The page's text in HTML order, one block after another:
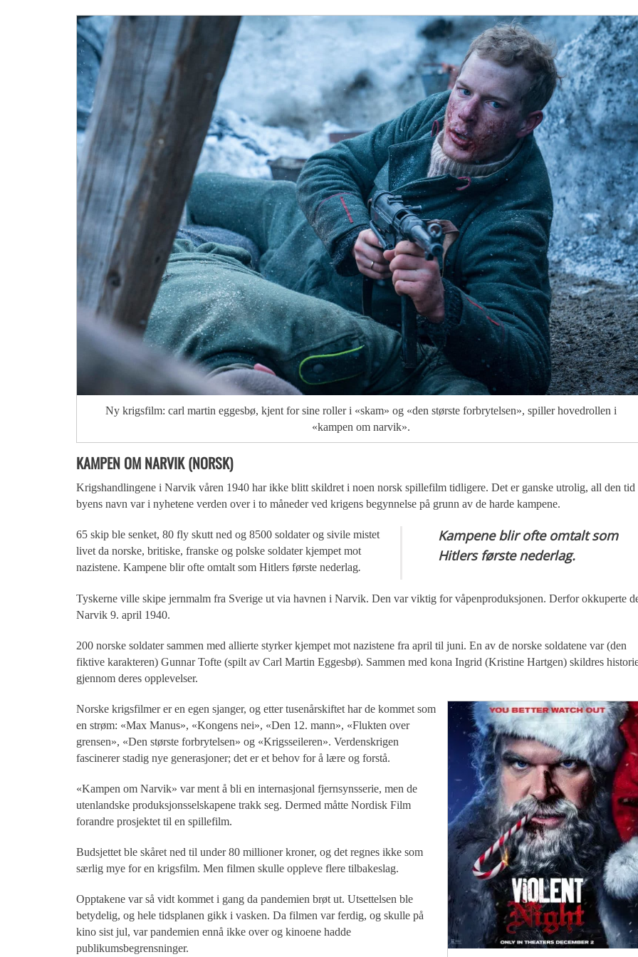
Ny krigsfilm: carl martin eggesbø, kjent for sine roller i «skam» og «den største forbrytelsen», spiller hovedrollen i
«kampen om narvik».
KAMPEN OM NARVIK (NORSK)
Krigshandlingene i Narvik våren 1940 har ikke blitt skildret i noen norsk spillefilm tidligere. Det er ganske utrolig, all den tid
byens navn var i nyhetene verden over i to måneder ved krigens begynnelse på grunn av de harde kampene.
Kampene blir ofte omtalt som
Hitlers første nederlag.
65 skip ble senket, 80 fly skutt ned og 8500 soldater og sivile mistet
livet da norske, britiske, franske og polske soldater kjempet mot
nazistene. Kampene blir ofte omtalt som Hitlers første nederlag.
Tyskerne ville skipe jernmalm fra Sverige ut via havnen i Narvik. Den var viktig for våpenproduksjonen. Derfor okkuperte
Narvik 9. april 1940.
200 norske soldater sammen med allierte styrker kjempet mot nazistene fra april til juni. En av de norske soldatene var (den
fiktive karakteren) Gunnar Tofte (spilt av Carl Martin Eggesbø). Sammen med kona Ingrid (Kristine Hartgen) skildres
gjennom deres opplevelser.
Norske krigsfilmer er en egen sjanger, og etter tusenårskiftet har de kommet som
en strøm: «Max Manus», «Kongens nei», «Den 12. mann», «Flukten over
grensen», «Den største forbrytelsen» og «Krigsseileren». Verdenskrigen
fascinerer stadig nye generasjoner; det er et behov for å lære og forstå.
«Kampen om Narvik» var ment å bli en internasjonal fjernsynsserie, men de
utenlandske produksjonsselskapene trakk seg. Dermed måtte Nordisk Film
forandre prosjektet til en spillefilm.
Budsjettet ble skåret ned til under 80 millioner kroner, og det regnes ikke som
særlig mye for en krigsfilm. Men filmen skulle oppleve flere tilbakeslag.
Opptakene var så vidt kommet i gang da pandemien brøt ut. Utsettelsen ble
betydelig, og hele tidsplanen gikk i vasken. Da filmen var ferdig, og skulle på
kino sist jul, var pandemien ennå ikke over og kinoene hadde
publikumsbegrensninger.